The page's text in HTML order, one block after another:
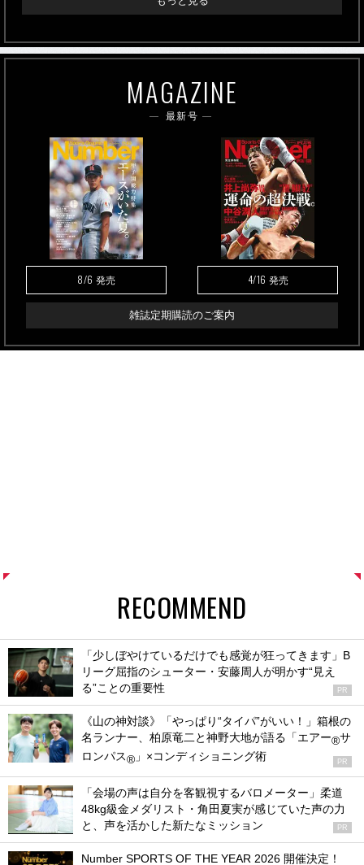
MAGAZINE
最新号
8/6 発売 4/16 発売
雑誌定期購読のご案内
RECOMMEND
「少しぼやけているだけでも感覚が狂ってきます」B
リーグ屈指のシューター・安藤周人が明かす“見え
る”ことの重要性
PR
《山の神対談》「やっぱり“タイパ”がいい！」箱根の
名ランナー、柏原竜二と神野大地が語る「エアー®サ
ロンパス® 」×コンディショニング術 PR
「会場の声は自分を客観視するバロメーター」柔道
48kg級金メダリスト・角田夏実が感じていた声の力
と、声を活かした新たなミッション
PR
Number SPORTS OF THE YEAR 2026 開催決定！